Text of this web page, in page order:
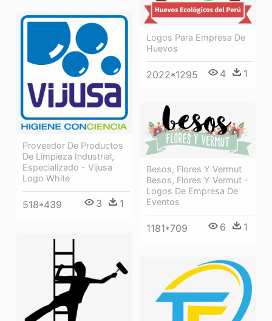
Logos Para Empresa De
Huevos
2022*1295 4 1
Proveedor De Productos
De Limpieza Industrial,
Especializado - Vijusa
Logo White
518*439 3 1
Besos, Flores Y Vermut
Besos, Flores Y Vermut -
Logos De Empresa De
Eventos
1181*709 6 1